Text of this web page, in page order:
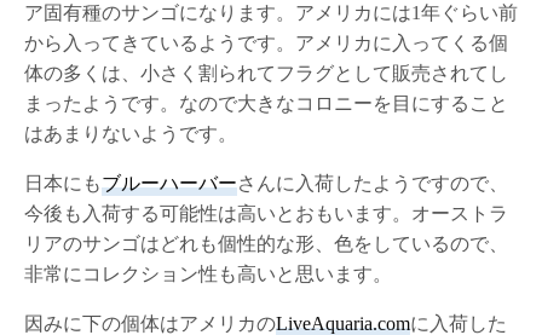
ア固有種のサンゴになります。アメリカには1年ぐらい前
から入ってきているようです。アメリカに入ってくる個
体の多くは、小さく割られてフラグとして販売されてし
まったようです。なので大きなコロニーを目にすること
はあまりないようです。
日本にもブルーハーバーさんに入荷したようですので、
今後も入荷する可能性は高いとおもいます。オーストラ
リアのサンゴはどれも個性的な形、色をしているので、
非常にコレクション性も高いと思います。
因みに下の個体はアメリカのLiveAquaria.comに入荷した